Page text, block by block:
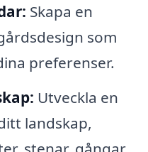
Skapa en
som
preferenser.
Utveckla en
landskap,